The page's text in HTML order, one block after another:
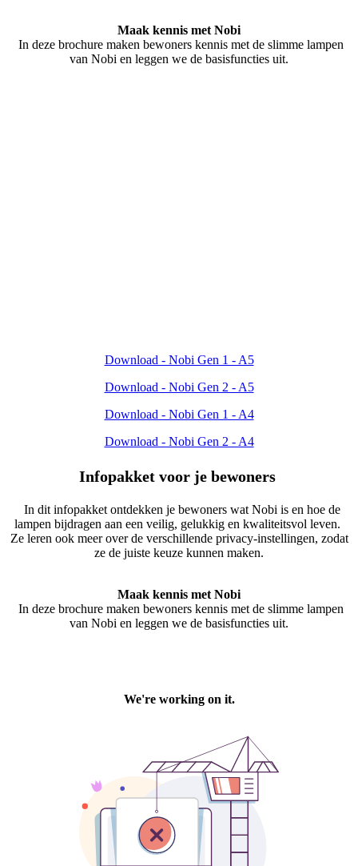
Maak kennis met Nobi
In deze brochure maken bewoners kennis met de slimme lampen
van Nobi en leggen we de basisfuncties uit.
Download - Nobi Gen 1 - A5
Download - Nobi Gen 2 - A5
Download - Nobi Gen 1 - A4
Download - Nobi Gen 2 - A4
Infopakket voor je bewoners​
In dit infopakket ontdekken je bewoners wat Nobi is en hoe de
lampen bijdragen aan een veilig, gelukkig en kwaliteitsvol leven.
Ze leren ook meer over de verschillende privacy-instellingen, zodat
ze de juiste keuze kunnen maken.
Maak kennis met Nobi
In deze brochure maken bewoners kennis met de slimme lampen
van Nobi en leggen we de basisfuncties uit.